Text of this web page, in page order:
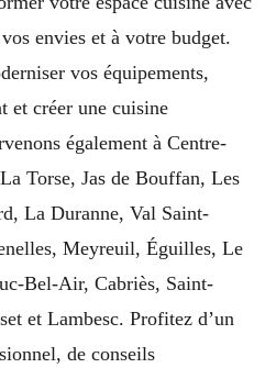
envies et à votre budget.
vos équipements,
et créer une cuisine
également à Centre-
Torse, Jas de Bouffan, Les
La Duranne, Val Saint-
Meyreuil, Éguilles, Le
Bel-Air, Cabriès, Saint-
et Lambesc. Profitez d’un
de conseils